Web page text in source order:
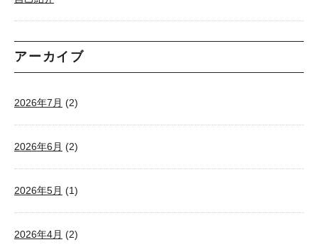
アーカイブ
2026年7月 (2)
2026年6月 (2)
2026年5月 (1)
2026年4月 (2)